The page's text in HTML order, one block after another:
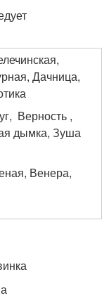
Дачница,
Верность ,
дымка, Зуша
Венера,